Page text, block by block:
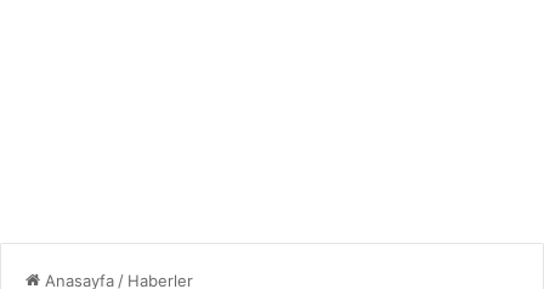
Anasayfa / Haberler